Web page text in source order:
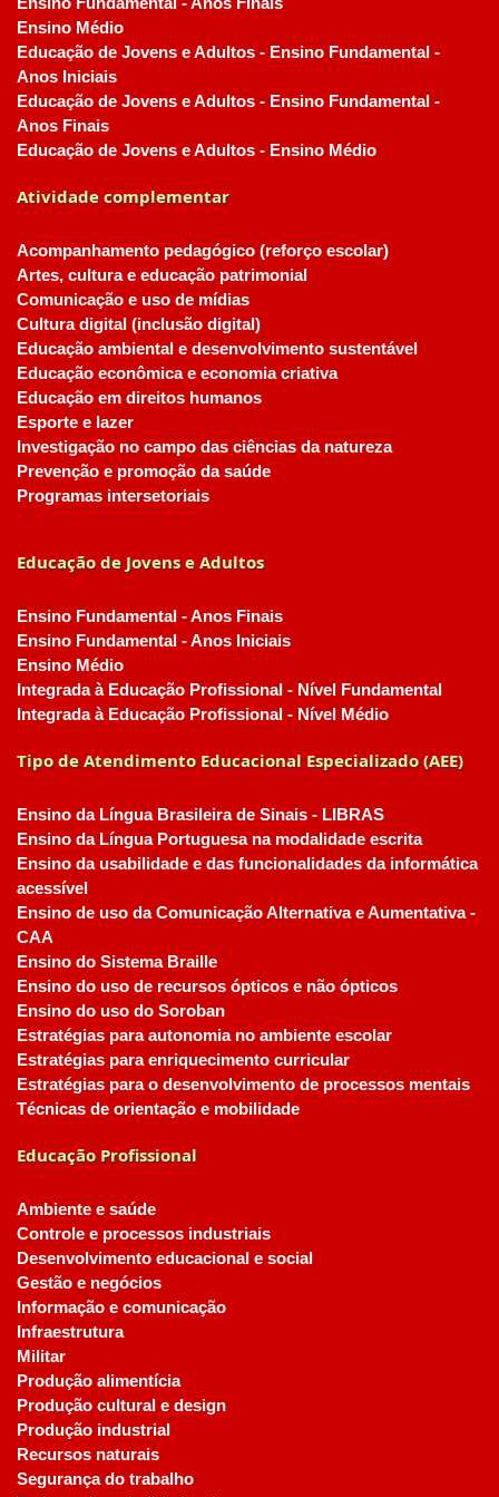
Ensino Médio
Educação de Jovens e Adultos - Ensino Fundamental -
Anos Iniciais
Educação de Jovens e Adultos - Ensino Fundamental -
Anos Finais
Educação de Jovens e Adultos - Ensino Médio
Atividade complementar
Acompanhamento pedagógico (reforço escolar)
Artes, cultura e educação patrimonial
Comunicação e uso de mídias
Cultura digital (inclusão digital)
Educação ambiental e desenvolvimento sustentável
Educação econômica e economia criativa
Educação em direitos humanos
Esporte e lazer
Investigação no campo das ciências da natureza
Prevenção e promoção da saúde
Programas intersetoriais
Educação de Jovens e Adultos
Ensino Fundamental - Anos Finais
Ensino Fundamental - Anos Iniciais
Ensino Médio
Integrada à Educação Profissional - Nível Fundamental
Integrada à Educação Profissional - Nível Médio
Tipo de Atendimento Educacional Especializado (AEE)
Ensino da Língua Brasileira de Sinais - LIBRAS
Ensino da Língua Portuguesa na modalidade escrita
Ensino da usabilidade e das funcionalidades da informática
acessível
Ensino de uso da Comunicação Alternativa e Aumentativa -
CAA
Ensino do Sistema Braille
Ensino do uso de recursos ópticos e não ópticos
Ensino do uso do Soroban
Estratégias para autonomia no ambiente escolar
Estratégias para enriquecimento curricular
Estratégias para o desenvolvimento de processos mentais
Técnicas de orientação e mobilidade
Educação Profissional
Ambiente e saúde
Controle e processos industriais
Desenvolvimento educacional e social
Gestão e negócios
Informação e comunicação
Infraestrutura
Militar
Produção alimentícia
Produção cultural e design
Produção industrial
Recursos naturais
Segurança do trabalho